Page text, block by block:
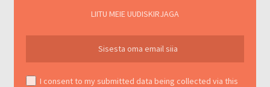
LIITU MEIE UUDISKIRJAGA
I consent to my submitted data being collected via this